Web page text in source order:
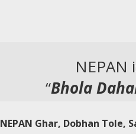
NEPAN
“Bhola
NEPAN Ghar, Dobhan Tole,